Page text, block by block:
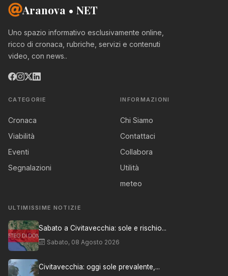
Aranova • NET
Uno spazio informativo esclusivamente online,
ricco di cronaca, rubriche, servizi e contenuti
video, con news..
CATEGORIE
Cronaca
Viabilità
Eventi
Segnalazioni
INFORMAZIONI
Chi Siamo
Contattaci
Collabora
Utilità
meteo
ULTIMISSIME NOTIZIE
Sabato a Civitavecchia: sole e rischio...
Sabato, 08 Agosto 2026
Civitavecchia: oggi sole prevalente,...